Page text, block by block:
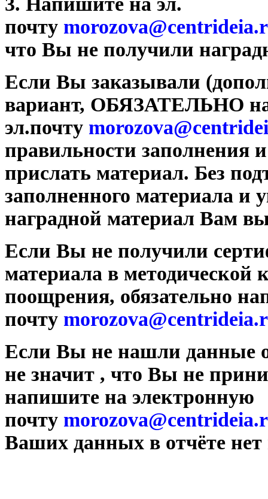
почту
что Вы не получили
Если Вы заказывали
вариант, ОБЯЗАТЕЛЬНО
эл.почту
правильности заполнения
прислать материал. Без
заполненного материала и
наградной материал Вам
Если Вы не получили
материала в методической
поощрения, обязательно
почту
Если Вы не нашли данные
не значит , что Вы не
напишите на электронную
почту
Ваших данных в отчёте